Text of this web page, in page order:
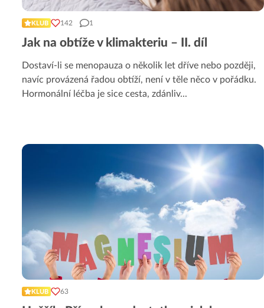
KLUB 142 1
Jak na obtíže v klimakteriu – II. díl
Dostaví-li se menopauza o několik let dříve nebo později,
navíc provázená řadou obtíží, není v těle něco v pořádku.
Hormonální léčba je sice cesta, zdánliv...
KLUB 63